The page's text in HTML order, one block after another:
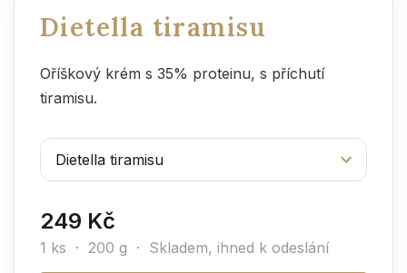
Dietella tiramisu
Oříškový krém s 35% proteinu, s příchutí
tiramisu.
249 Kč
1 ks · 200 g · Skladem, ihned k odeslání